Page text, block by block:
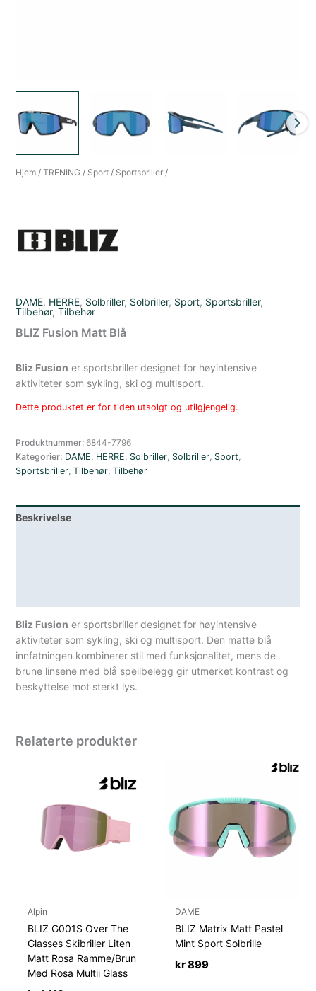
Hjem /TRENING / Sport / Sportsbriller /
DAME, HERRE, Solbriller, Solbriller, Sport, Sportsbriller,
Tilbehør,Tilbehør
BLIZ Fusion Matt Blå
Bliz Fusion er sportsbriller designet for høyintensive
aktiviteter som sykling, ski og multisport.
Dette produktet er for tiden utsolgt og utilgjengelig.
Produktnummer: 6844-7796
Kategorier: DAME, HERRE, Solbriller, Solbriller, Sport,
Sportsbriller,Tilbehør,Tilbehør
Beskrivelse
Bliz Fusion er sportsbriller designet for høyintensive
aktiviteter som sykling, ski og multisport. Den matte blå
innfatningen kombinerer stil med funksjonalitet, mens de
brune linsene med blå speilbelegg gir utmerket kontrast og
beskyttelse mot sterkt lys.
Relaterte produkter
Alpin
BLIZ G001S Over The
Glasses Skibriller Liten
Matt Rosa Ramme/Brun
Med Rosa Multii Glass
DAME
BLIZ Matrix Matt Pastel
Mint Sport Solbrille
kr899